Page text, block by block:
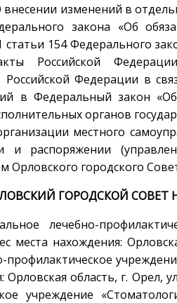
внесении изменений в
закона «Об
154 Федерального
Российской
Российской Федерации в
в Федеральный закон
органов
местного
и распоряжении
городского
ГОРОДСКОЙ СОВЕТ
лечебно-
места нахождения:
Орловская область, г.
учреждение